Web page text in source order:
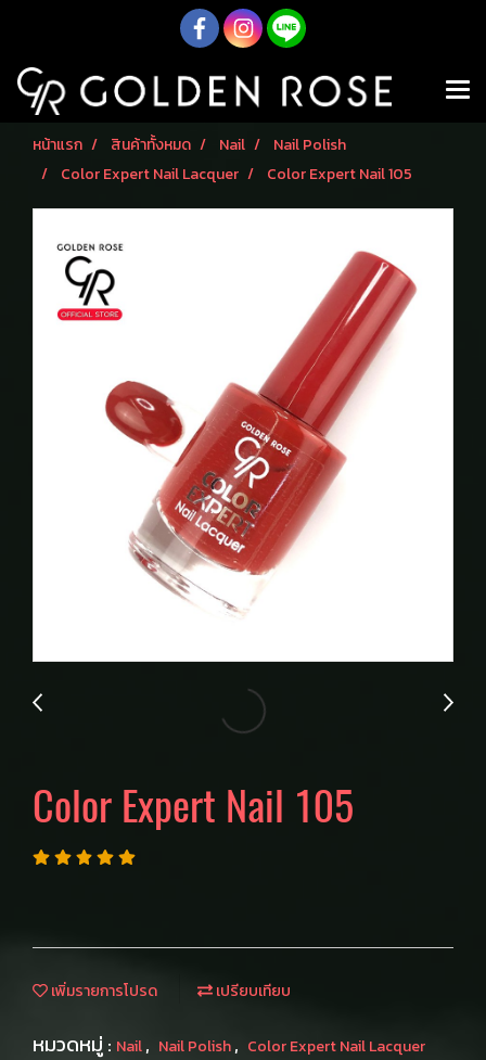
หน้าแรก สินค้าทั้งหมด Nail
Nail Polish
Color Expert Nail Lacquer
Color Expert Nail 105
Color Expert Nail 105
เพิ่มรายการโปรด เปรียบเทียบ
หมวดหมู่ : Nail, Nail Polish, Color Expert Nail Lacquer